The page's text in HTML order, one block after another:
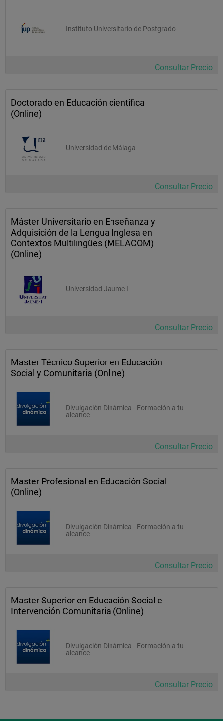
Instituto Universitario de Postgrado
Consultar Precio
Doctorado en Educación científica
(Online)
Universidad de Málaga
Consultar Precio
Máster Universitario en Enseñanza y
Adquisición de la Lengua Inglesa en
Contextos Multilingües (MELACOM)
(Online)
Universidad Jaume I
Consultar Precio
Master Técnico Superior en Educación
Social y Comunitaria (Online)
Divulgación Dinámica - Formación a tu
alcance
Consultar Precio
Master Profesional en Educación Social
(Online)
Divulgación Dinámica - Formación a tu
alcance
Consultar Precio
Master Superior en Educación Social e
Intervención Comunitaria (Online)
Divulgación Dinámica - Formación a tu
alcance
Consultar Precio